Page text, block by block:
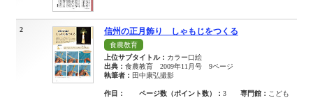
2 信州の正月飾り しゃもじをつくる
食農教育
上位サブタイトル： カラー口絵
出典： 食農教育 2009年11月号 9ページ
執筆者： 田中康弘撮影
作目： ページ数（ポイント数）： 3 専門館： こども